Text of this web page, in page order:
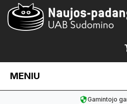
MENIU
Gamintojo